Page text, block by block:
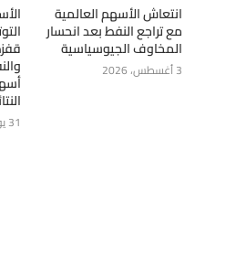
انتعاش الأسهم العالمية
مع تراجع النفط بعد انحسار
المخاوف الجيوسياسية
3 أغسطس، 2026
31 يوليو، 2026